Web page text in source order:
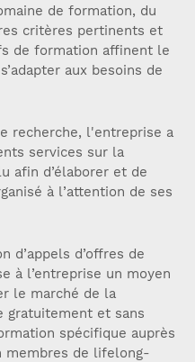
de formation, du
critères pertinents et
de formation affinent le
aux besoins de
recherche, l'entreprise a
services sur la
afin d’élaborer et de
à l’attention de ses
d’appels d’offres de
à l’entreprise un moyen
le marché de la
gratuitement et sans
spécifique auprès
membres de lifelong-